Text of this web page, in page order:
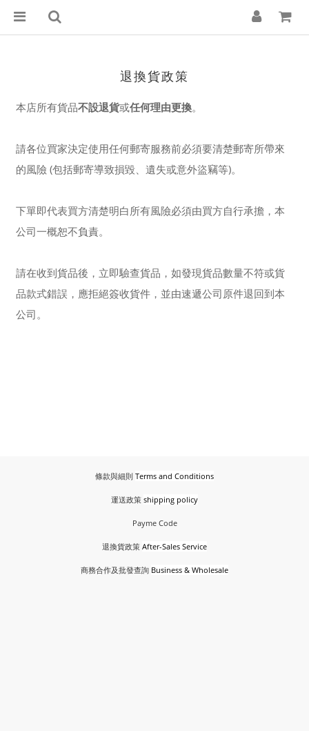
退換貨政策
本店所有貨品不設退貨或任何理由更換。
請各位買家決定使用任何郵寄服務前必須要清楚郵寄所帶來
的風險 (包括郵寄導致損毀、遺失或意外盜竊等)。
下單即代表買方清楚明白所有風險必須由買方自行承擔，本
公司一概恕不負責。
請在收到貨品後，立即驗查貨品，如發現貨品數量不符或貨
品款式錯誤，應拒絕簽收貨件，並由速遞公司原件退回到本
公司。
條款與細則 Terms and Conditions
運送政策 shipping policy
Payme Code
退換貨政策 After-Sales Service
商務合作及批發查詢 Business & Wholesale